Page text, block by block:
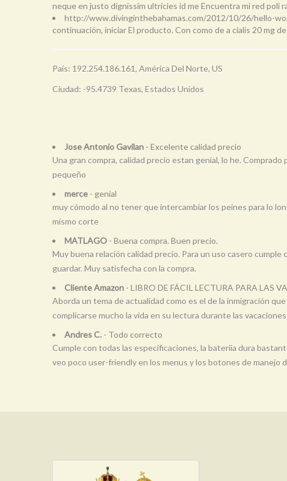
neque en justo dignissim ultricies id me Encuentra mi red poli
http://www.divinginthebahamas.com/2012/10/26/hello-
continuación, iniciar El producto. Con como de a cialis 20 mg
País: 192.254.186.161, América Del Norte, US
Ciudad: -95.4739 Texas, Estados Unidos
Jose Antonio Gavilan - Excelente calidad precio
Una gran compra, calidad precio estan genial, lo he.
pequeño
merce - genial
muy cómodo al no tener que intercambiar los peines para lo
mismo corte
MATLAGO - Buena compra. Buen precio.
Muy buena relación calidad precio. Para un uso casero
guardar. Muy satisfecha con la compra.
Cliente Amazon - LIBRO DE FÁCIL LECTURA PARA LAS
Aborda un tema de actualidad como es el de la inmigración
complicarse mucho la vida en su lectura durante las vacaciones
Andres C. - Todo correcto
Cumple con todas las especificaciones, la bateriía dura
veo poco user-friendly en los menus y los botones de manejo